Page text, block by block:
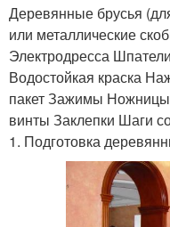
Деревянные брусья
или металлические
Электродресса
Водостойкая краска
пакет Зажимы
винты Заклепки Шаги
1. Подготовка